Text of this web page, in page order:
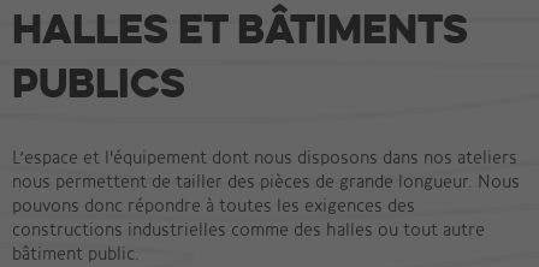
Halles et bâtiments
publics
L’espace et l'équipement dont nous disposons dans nos ateliers
nous permettent de tailler des pièces de grande longueur. Nous
pouvons donc répondre à toutes les exigences des
constructions industrielles comme des halles ou tout autre
bâtiment public.